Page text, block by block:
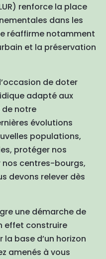
renforce la place
dans les
réaffirme notamment
et la préservation
de doter
adapté aux
notre
évolutions
populations,
protéger nos
centres-bourgs,
devons relever dès
une démarche de
effet construire
la base d’un horizon
amenés à vous